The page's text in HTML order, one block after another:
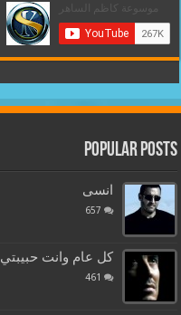
Popular Posts
انسى
657
كل عام وانت حبيبتي
461